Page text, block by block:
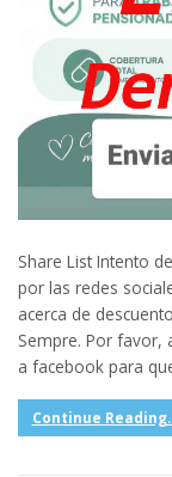
Share List Intento
por las redes
acerca de
Sempre. Por favor,
a facebook para
Continue